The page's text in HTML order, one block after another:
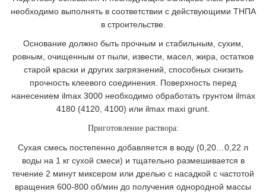
необходимо выполнять в соответствии c действующими ТНПА
в строительстве.
Основание должно быть прочным и стабильным, сухим,
ровным, очищенным от пыли, извести, масел, жира, остатков
старой краски и других загрязнений, способных снизить
прочность клеевого соединения. Поверхность перед
нанесением ilmax 3000 необходимо обработать грунтом ilmax
4180 (4120, 4100) или ilmax maxi grunt.
Приготовление раствора:
Сухая смесь постепенно добавляется в воду (0,20…0,22 л
воды на 1 кг сухой смеси) и тщательно размешивается в
течение 2 минут миксером или дрелью с насадкой с частотой
вращения 600-800 об/мин до получения однородной массы